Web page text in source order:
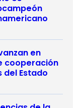
en
cooperación
del Estado